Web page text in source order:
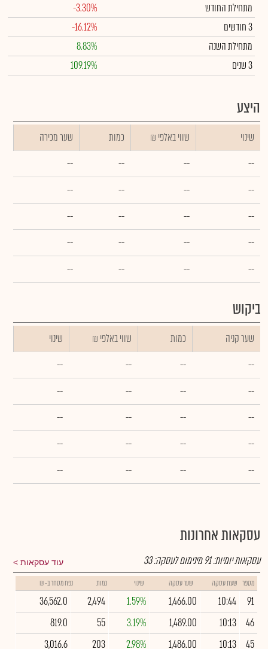
מתחילת החודש
-3.30%
3 חודשים
-16.12%
מתחילת השנה
8.83%
3 שנים
109.19%
היצע
שינוי ₪ שווי באלפי כמות
שער מכירה
--
--
--
--
--
--
--
--
--
--
--
--
--
--
--
--
--
--
--
--
ביקוש
שער קניה כמות ₪ שווי באלפי
שינוי
--
--
--
--
--
--
--
--
--
--
--
--
--
--
--
--
--
--
--
--
עסקאות אחרונות
עוד עסקאות עסקאות יומיות:91 מינימום לעסקה:33
מספר שעת עסקה שער עסקה שינוי כמות נפח מסחר ב- ₪
91
10:44
1,466.00
1.59%
2,494
36,562.0
46
10:13
1,489.00
3.19%
55
819.0
45
10:13
1,486.00
2.98%
203
3,016.6